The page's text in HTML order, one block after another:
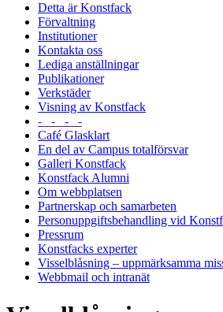
Detta är Konstfack
Förvaltning
Institutioner
Kontakta oss
Lediga anställningar
Publikationer
Verkstäder
Visning av Konstfack
- - - -
Café Glasklart
En del av Campus totalförsvar
Galleri Konstfack
Konstfack Alumni
Om webbplatsen
Partnerskap och samarbeten
Personuppgiftsbehandling vid
Pressrum
Konstfacks experter
Visselblåsning – uppmärksamma
Webbmail och intranät